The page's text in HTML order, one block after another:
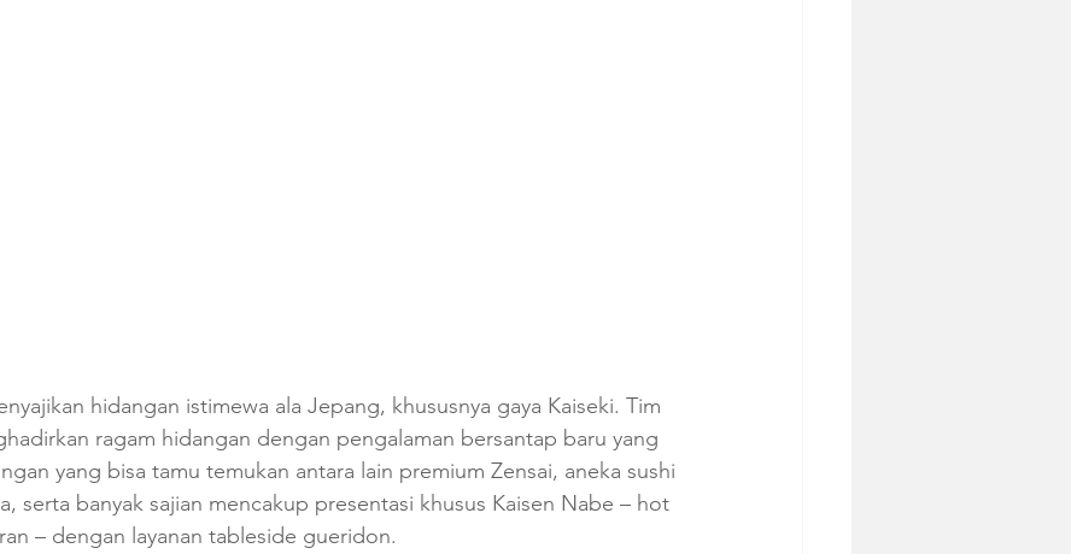
hidangan istimewa ala Jepang, khususnya gaya Kaiseki. Tim
ragam hidangan dengan pengalaman bersantap baru yang
yang bisa tamu temukan antara lain premium Zensai, aneka sushi
serta banyak sajian mencakup presentasi khusus Kaisen Nabe – hot
– dengan layanan tableside gueridon.